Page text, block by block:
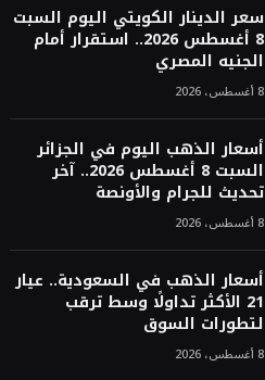
سعر الدينار الكويتي اليوم السبت
8 أغسطس 2026.. استقرار أمام
الجنيه المصري
8 أغسطس، 2026
أسعار الذهب اليوم في الجزائر
السبت 8 أغسطس 2026.. آخر
تحديث للجرام والأونصة
8 أغسطس، 2026
أسعار الذهب في السعودية.. عيار
21 الأكثر تداولًا وسط ترقب
لتطورات السوق
8 أغسطس، 2026